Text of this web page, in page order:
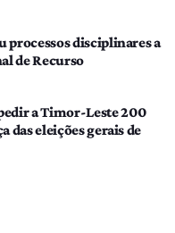
processos disciplinares a
de Recurso
a Timor-Leste 200
das eleições gerais de